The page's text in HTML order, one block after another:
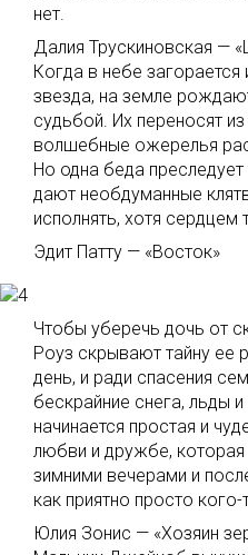
нет.
Далия Трускиновская —
Когда в небе
звезда, на земле
судьбой. Их переносят
волшебные ожерелья
Но одна беда
дают необдуманные
исполнять, хотя сердцем
Эдит Патту — «Восток»
Чтобы уберечь дочь от
Роуз скрывают тайну ее
день, и ради спасения
бескрайние снега, льды
начинается простая и
любви и дружбе,
зимними вечерами и
как приятно просто
Юлия Зонис — «Хозяин